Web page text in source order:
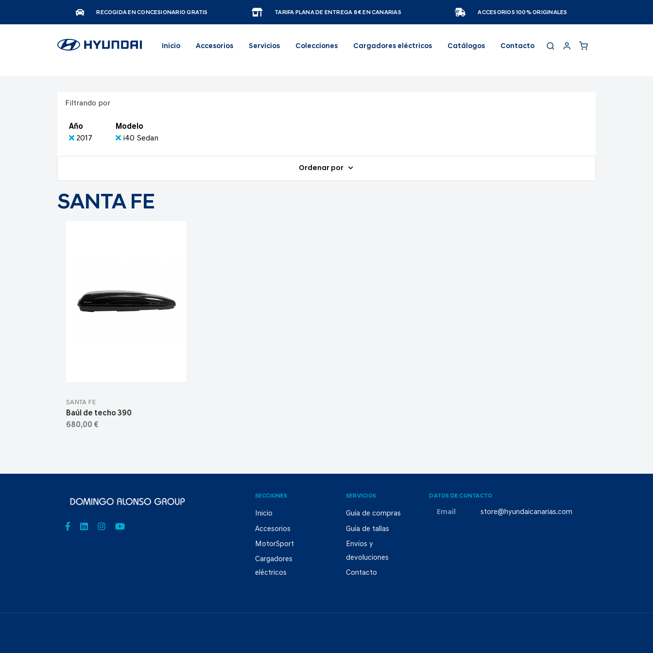
RECOGIDA EN CONCESIONARIO GRATIS TARIFA PLANA DE ENTREGA 8€ EN CANARIAS ACCESORIOS 100% ORIGINALES
Inicio Accesorios Servicios Colecciones Cargadores eléctricos Catálogos Contacto
Filtrando por
Año
2017
Modelo
i40 Sedan
Ordenar por
SANTA FE
SANTA FE
Baúl de techo 390
680,00 €
SECCIONES
Inicio
Accesorios
MotorSport
Cargadores
eléctricos
SERVICIOS
Guía de compras
Guía de tallas
Envíos y
devoluciones
Contacto
DATOS DE CONTACTO
Email store@hyundaicanarias.com